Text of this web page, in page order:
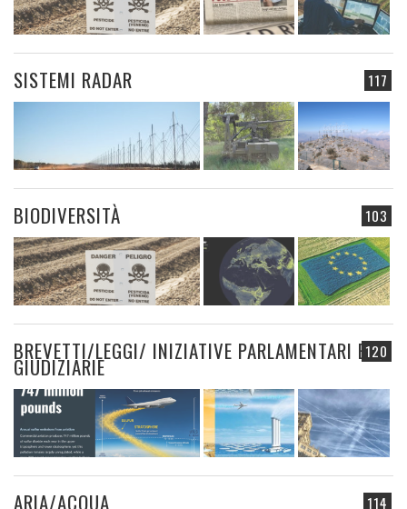
117
SISTEMI RADAR
103
BIODIVERSITÀ
120
BREVETTI/LEGGI/ INIZIATIVE PARLAMENTARI E
GIUDIZIARIE
114
ARIA/ACQUA